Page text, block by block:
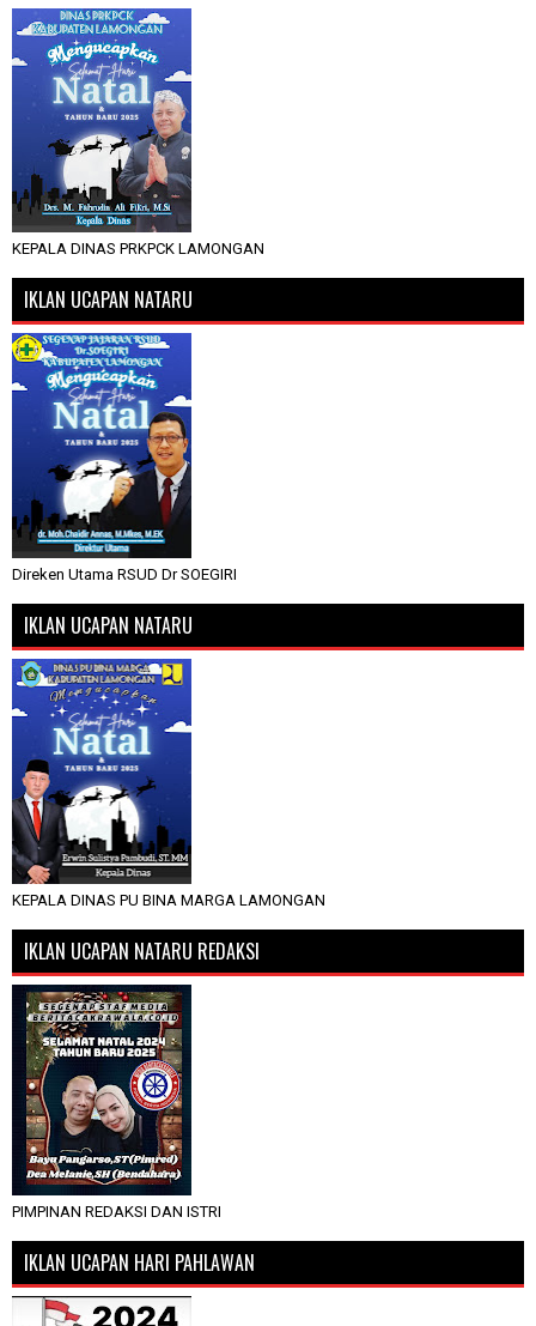
KEPALA DINAS PRKPCK LAMONGAN
IKLAN UCAPAN NATARU
Direken Utama RSUD Dr SOEGIRI
IKLAN UCAPAN NATARU
KEPALA DINAS PU BINA MARGA LAMONGAN
IKLAN UCAPAN NATARU REDAKSI
PIMPINAN REDAKSI DAN ISTRI
IKLAN UCAPAN HARI PAHLAWAN